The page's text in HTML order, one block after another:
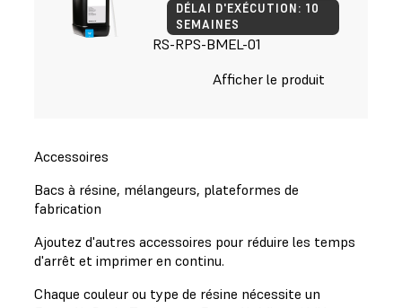
DÉLAI D'EXÉCUTION: 10
SEMAINES
RS-RPS-BMEL-01
Afficher le produit
Accessoires
Bacs à résine, mélangeurs, plateformes de
fabrication
Ajoutez d'autres accessoires pour réduire les temps
d'arrêt et imprimer en continu.
Chaque couleur ou type de résine nécessite un